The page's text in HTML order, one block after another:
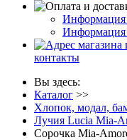
Информация
Информация
контакты
Вы здесь:
Каталог >>
Хлопок, модал,
Лучия Lucia Mia-
Сорочка Mia-